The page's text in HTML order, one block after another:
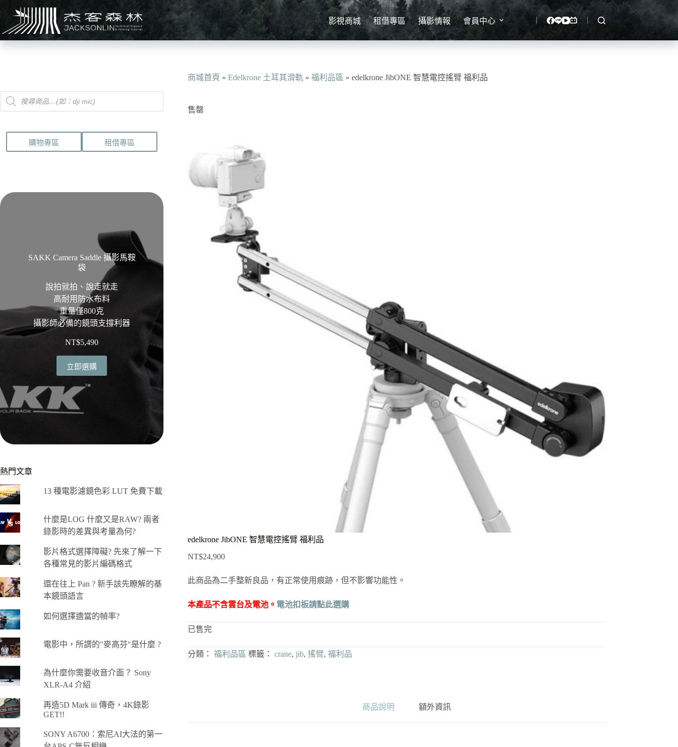
主
要
影視商城 租借專區 攝影情報 會員中心
商城首頁 » Edelkrone 土耳其滑軌 » 福利品區 » edelkrone JibONE 智慧電控搖臂 福利品
售罄
edelkrone JibONE 智慧電控搖臂 福利品
NT$24,900
此商品為二手整新良品，有正常使用痕跡，但不影響功能性。
本產品不含雲台及電池。 電池扣板請點此選購
已售完
分類： 福利品區 標籤： crane, jib, 搖臂, 福利品
商品說明 額外資訊
Products
search
購物專區 租借專區
SAKK Camera Saddle 攝影馬鞍
袋
說拍就拍、說走就走
高耐用防水布料
重量僅800克
攝影師必備的鏡頭支撐利器
NT$5,490
立即選購
熱門文章
13 種電影濾鏡色彩 LUT 免費下載
什麼是LOG 什麼又是RAW? 兩者
錄影時的差異與考量為何?
影片格式選擇障礙? 先來了解一下
各種常見的影片編碼格式
還在往上 Pan ? 新手該先瞭解的基
本鏡頭語言
如何選擇適當的幀率?
電影中，所謂的"麥高芬"是什麼 ?
為什麼你需要收音介面？ Sony
XLR-A4 介紹
再造5D Mark iii 傳奇，4K錄影
GET!!
SONY A6700：索尼AI大法的第一